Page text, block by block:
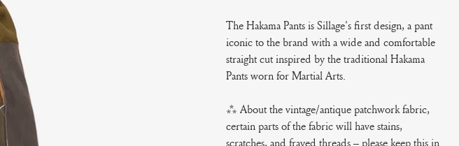
The Hakama Pants is Sillage's first design, a pant
iconic to the brand with a wide and comfortable
straight cut inspired by the traditional Hakama
Pants worn for Martial Arts.
*** About the vintage/antique patchwork fabric,
certain parts of the fabric will have stains,
scratches, and frayed threads – please keep this in